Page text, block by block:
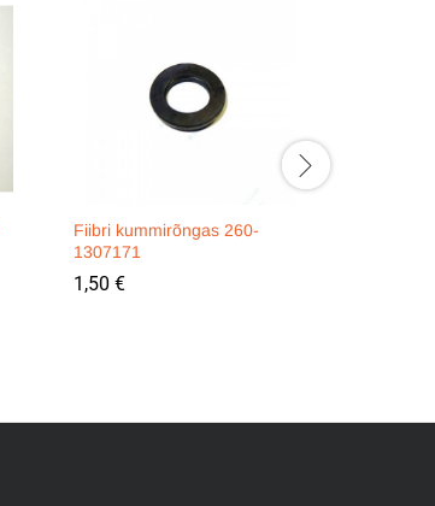
Fiibri kummirõngas 260-
1307171
1,50 €